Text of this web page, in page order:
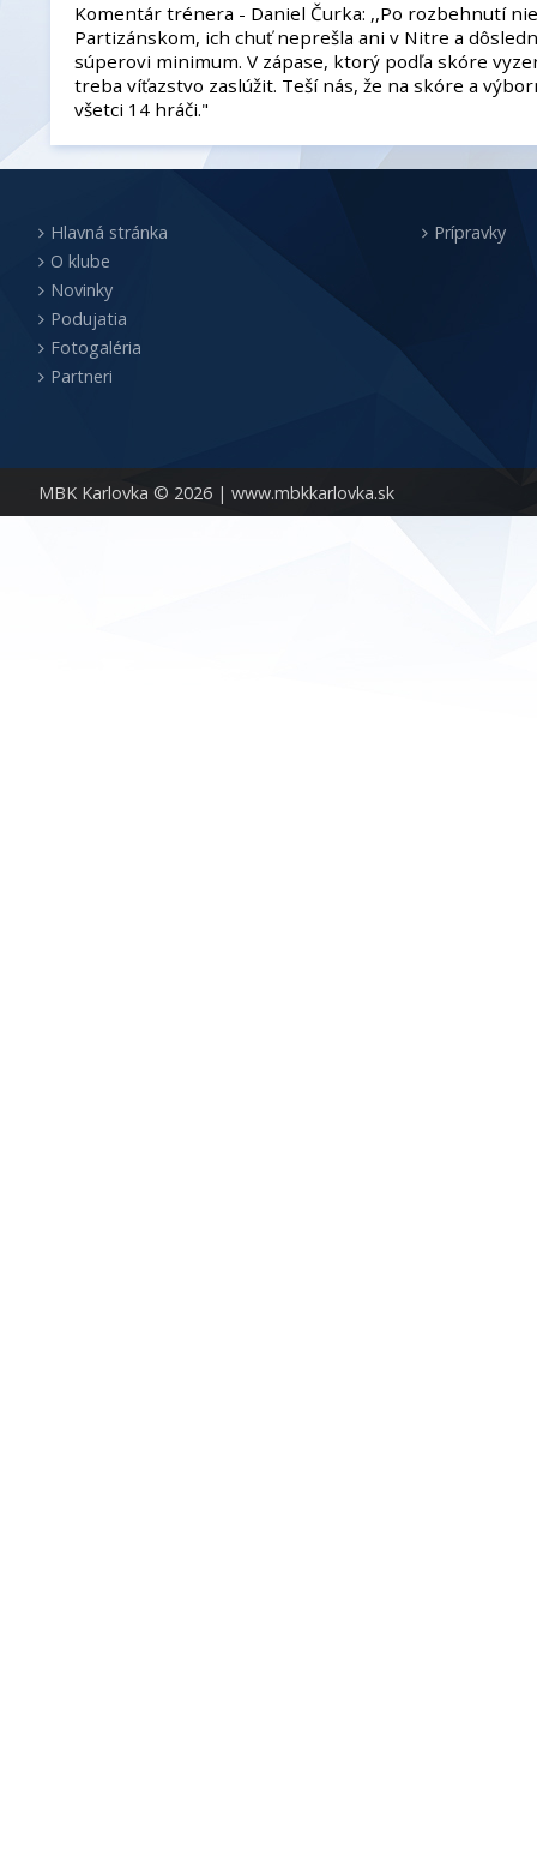
Komentár trénera - Daniel Čurka: ,,Po rozbehnutí
Partizánskom, ich chuť neprešla ani v Nitre a
súperovi minimum. V zápase, ktorý podľa skóre
treba víťazstvo zaslúžit. Teší nás, že na skóre a
všetci 14 hráči."
MBK Karlovka © 2026 | www.mbkkarlovka.sk
Hlavná stránka
O klube
Novinky
Podujatia
Fotogaléria
Partneri
Prípravky